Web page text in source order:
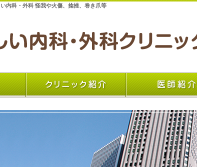
内科・外科 怪我や火傷、捻挫、巻き爪等